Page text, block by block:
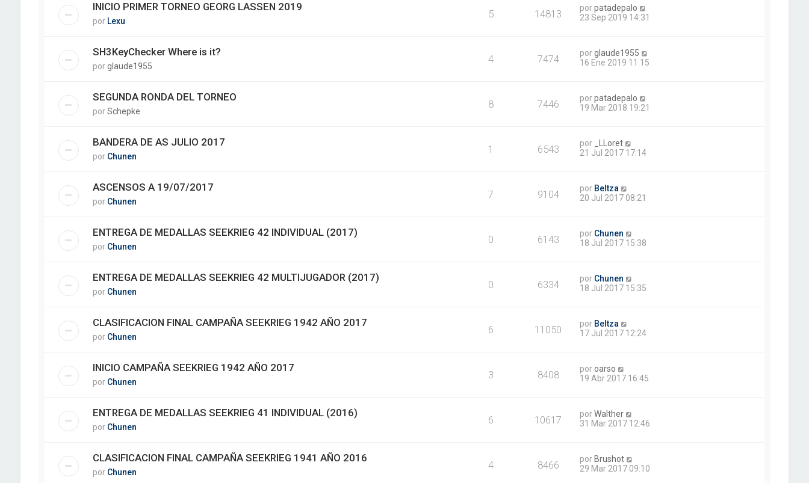
INICIO PRIMER TORNEO GEORG LASSEN 2019
por Lexu
5 14813 porpatadepalo
23 Sep 2019 14:31
SH3KeyChecker Where is it?
porglaude1955
4 7474 porglaude1955
16 Ene 2019 11:15
SEGUNDA RONDA DEL TORNEO
porSchepke
8 7446 porpatadepalo
19 Mar 2018 19:21
BANDERA DE AS JULIO 2017
por Chunen
1 6543 por
_LLoret
21 Jul 2017 17:14
ASCENSOS A 19/07/2017
por Chunen
7 9104 por Beltza
20 Jul 2017 08:21
ENTREGA DE MEDALLAS SEEKRIEG 42 INDIVIDUAL (2017)
por Chunen
0 6143 por Chunen
18 Jul 2017 15:38
ENTREGA DE MEDALLAS SEEKRIEG 42 MULTIJUGADOR (2017)
por Chunen
0 6334 por Chunen
18 Jul 2017 15:35
CLASIFICACION FINAL CAMPAÑA SEEKRIEG 1942 AÑO 2017
por Chunen
6 11050 por Beltza
17 Jul 2017 12:24
INICIO CAMPAÑA SEEKRIEG 1942 AÑO 2017
por Chunen
3 8408 poroarso
19 Abr 2017 16:45
ENTREGA DE MEDALLAS SEEKRIEG 41 INDIVIDUAL (2016)
por Chunen
6 10617 porWalther
31 Mar 2017 12:46
CLASIFICACION FINAL CAMPAÑA SEEKRIEG 1941 AÑO 2016
por Chunen
4 8466 por Brushot
29 Mar 2017 09:10